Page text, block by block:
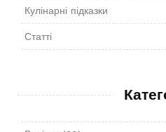
Кулінарні підказки
Статті